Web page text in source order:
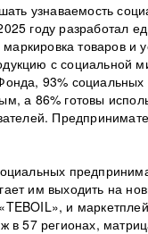
узнаваемость
году разработал
товаров и
с социальной
93%
а 86% готовы
им выходить на
и
в 57 регионах,